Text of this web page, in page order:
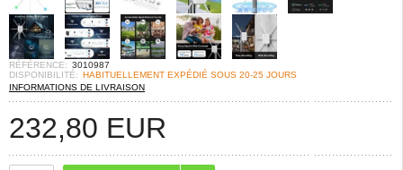
RÉFÉRENCE: 3010987
DISPONIBILITÉ: HABITUELLEMENT EXPÉDIÉ SOUS 20-25 JOURS
INFORMATIONS DE LIVRAISON
232,80 EUR